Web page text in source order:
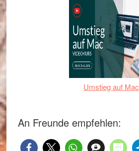
Umstieg auf Mac
An Freunde empfehlen: